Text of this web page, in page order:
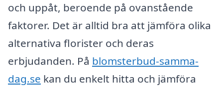
och uppåt, beroende på ovanstående
faktorer. Det är alltid bra att jämföra olika
alternativa florister och deras
erbjudanden. På blomsterbud-samma-
dag.se kan du enkelt hitta och jämföra